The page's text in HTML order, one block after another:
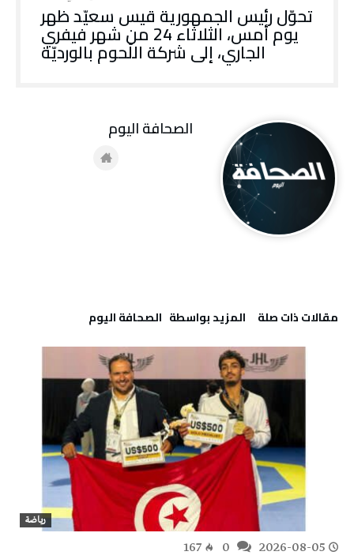
تحوّل رئيس الجمهورية قيس سعيّد ظهر
يوم أمس، الثلاثاء 24 من شهر فيفري
الجاري، إلى شركة اللّحوم بالورديّة
‫مقالات ذات صلة‬ ‫‫المزيد بواسطة‬ ‬ ‭ ‬الصحافة‭ ‬اليوم
رياضة
2026-08-05
167